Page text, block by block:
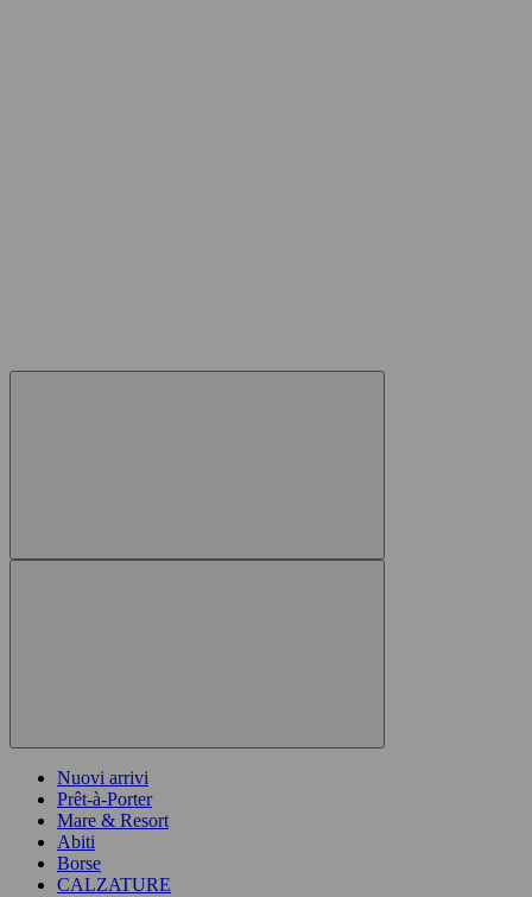
Nuovi arrivi
Prêt-à-Porter
Mare & Resort
Abiti
Borse
CALZATURE